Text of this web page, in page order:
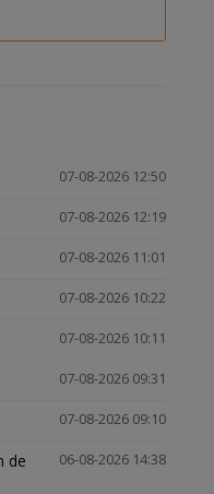
07-08-2026 12:50
07-08-2026 12:19
07-08-2026 11:01
07-08-2026 10:22
07-08-2026 10:11
07-08-2026 09:31
07-08-2026 09:10
06-08-2026 14:38
de